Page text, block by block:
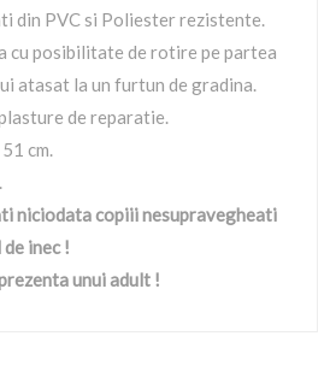
din PVC si Poliester rezistente.
cu posibilitate de rotire pe partea
atasat la un furtun de gradina.
de reparatie.
cm.
niciodata copiii nesupravegheati
inec !
unui adult !